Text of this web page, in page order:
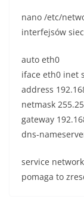
nano /etc/
interfejsów
auto eth0
iface eth0 inet
address
netmask
gateway
dns-
service
pomaga to